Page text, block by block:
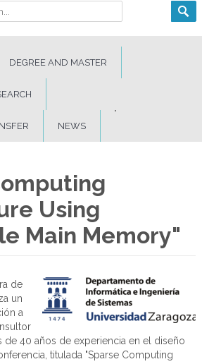
DEGREE AND MASTER
NEWS
Using
Main Memory"
de
un
a
de 40 años de experiencia en el diseño
titulada "Sparse Computing